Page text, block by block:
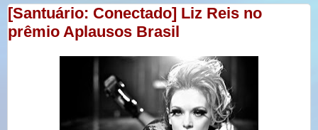
[Santuário: Conectado] Liz Reis no
prêmio Aplausos Brasil